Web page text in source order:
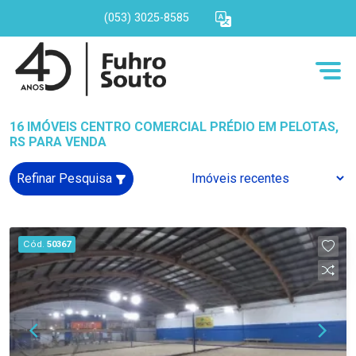
(053) 3025-8585
16 IMÓVEIS CENTRO COMERCIAL PRÉDIO EM PELOTAS,
RS PARA VENDA
Refinar Pesquisa
Cód. 50367